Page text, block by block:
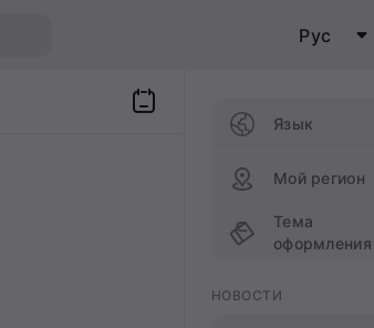
Рус
Язык
Мой регион
Тема
оформления
НОВОСТИ